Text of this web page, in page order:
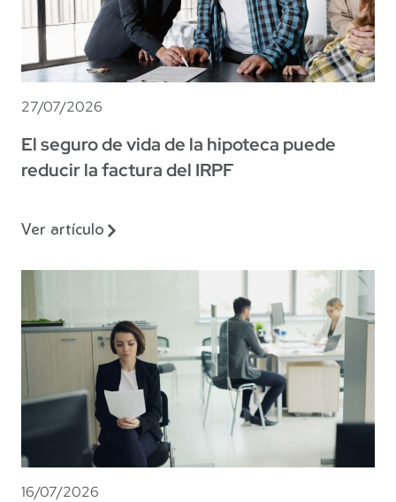
27/07/2026
El seguro de vida de la hipoteca puede
reducir la factura del IRPF
Ver artículo
16/07/2026